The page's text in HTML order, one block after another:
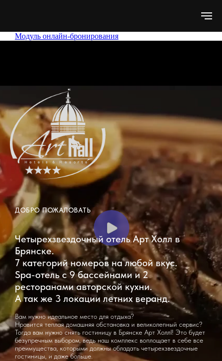
Модуль онлайн-бронирования
ДОБРО ПОЖАЛОВАТЬ
Четырехзвездочный отель Арт Холл в
Брянске.
7 категорий номеров на любой вкус.
Spa-отель с 9 бассейнами и 2
ресторанами авторской кухни.
А так же 3 локации летних веранд.
Вам нужно идеальное место для отдыха?
Нравится теплая домашняя обстановка и великолепный сервис?
Тогда вам нужно снять гостиницу в Брянске Арт Холлl! Это будет
безупречным выбором, ведь наш комплекс воплощает в себе все
преимущества, которыми должны обладать четырехзвездочные
гостиницы, и даже больше.